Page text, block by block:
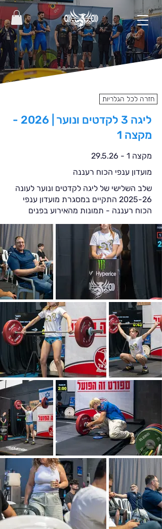
חזרה לכל הגלריות
ליגה 3 לקדטים ונוער | 2026 -
מקצה 1
מקצה 1 - 29.5.26
מועדון ענפי הכוח רעננה
שלב השלישי של ליגה לקדטים ונוער לעונה
2025-26 התקיים במסגרת מועדון ענפי
הכוח רעננה - תמונות מהאירוע בפנים